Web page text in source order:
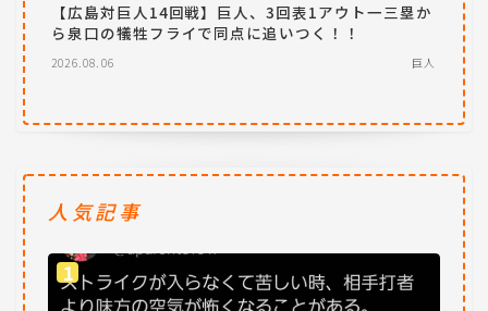
【広島対巨人14回戦】巨人、3回表1アウト一三塁か
ら泉口の犠牲フライで同点に追いつく！！
2026.08.06 巨人
人気記事